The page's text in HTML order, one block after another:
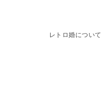
レトロ婚について